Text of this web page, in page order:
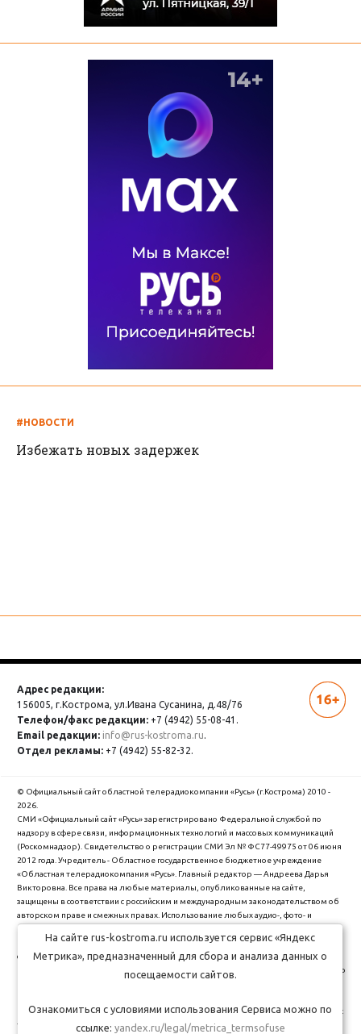
#НОВОСТИ
Избежать новых задержек
Адрес редакции:
156005, г.Кострома, ул.Ивана Сусанина, д.48/76
Телефон/факс редакции: +7 (4942) 55-08-41.
Email редакции: info@rus-kostroma.ru.
Отдел рекламы: +7 (4942) 55-82-32.
© Официальный сайт областной телерадиокомпании «Русь» (г.Кострома) 2010 -
2026.
СМИ «Официальный сайт «Русь» зарегистрировано Федеральной службой по
надзору в сфере связи, информационных технологий и массовых коммуникаций
(Роскомнадзор). Cвидетельство о регистрации СМИ Эл № ФС77-49975 от 06 июня
2012 года. Учредитель - Областное государственное бюджетное учреждение
«Областная телерадиокомпания «Русь». Главный редактор — Андреева Дарья
Викторовна. Все права на любые материалы, опубликованные на сайте,
защищены в соответствии с российским и международным законодательством об
авторском праве и смежных правах. Использование любых аудио-, фото- и
правообладателя и со ссылкой на сайт "rus-kostroma.ru" (для интернет-проектов -
с гиперссылкой).
ОГБУ Областная телерадиокомпания "Русь" использует cookie (файлы с данными о
браузера. Обработка Ваших персональных данных производится в соответствии с
требованиями Федерального закона от 27.07.2006 № 152-Ф3 "О персональных
На сайте rus-kostroma.ru используется сервис «Яндекс
Метрика», предназначенный для сбора и анализа данных о
посещаемости сайтов.
Ознакомиться с условиями использования Сервиса можно по
ссылке: yandex.ru/legal/metrica_termsofuse